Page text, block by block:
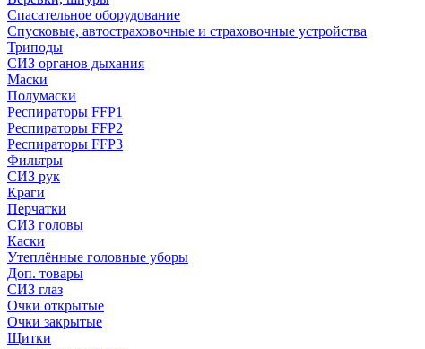
Спасательное оборудование
Спусковые, автостраховочные и страховочные устройства
Триподы
СИЗ органов дыхания
Маски
Полумаски
Респираторы FFP1
Респираторы FFP2
Респираторы FFP3
Фильтры
СИЗ рук
Краги
Перчатки
СИЗ головы
Каски
Утеплённые головные уборы
Доп. товары
СИЗ глаз
Очки открытые
Очки закрытые
Щитки